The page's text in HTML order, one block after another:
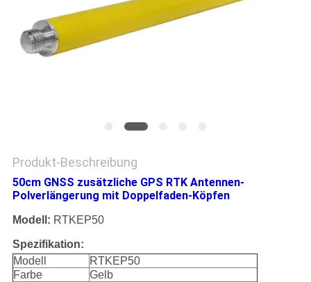
Produkt-Beschreibung
50cm GNSS zusätzliche GPS RTK Antennen-
Polverlängerung mit Doppelfaden-Köpfen
Modell: RTKEP50
Spezifikation:
Modell
RTKEP50
Farbe
Gelb